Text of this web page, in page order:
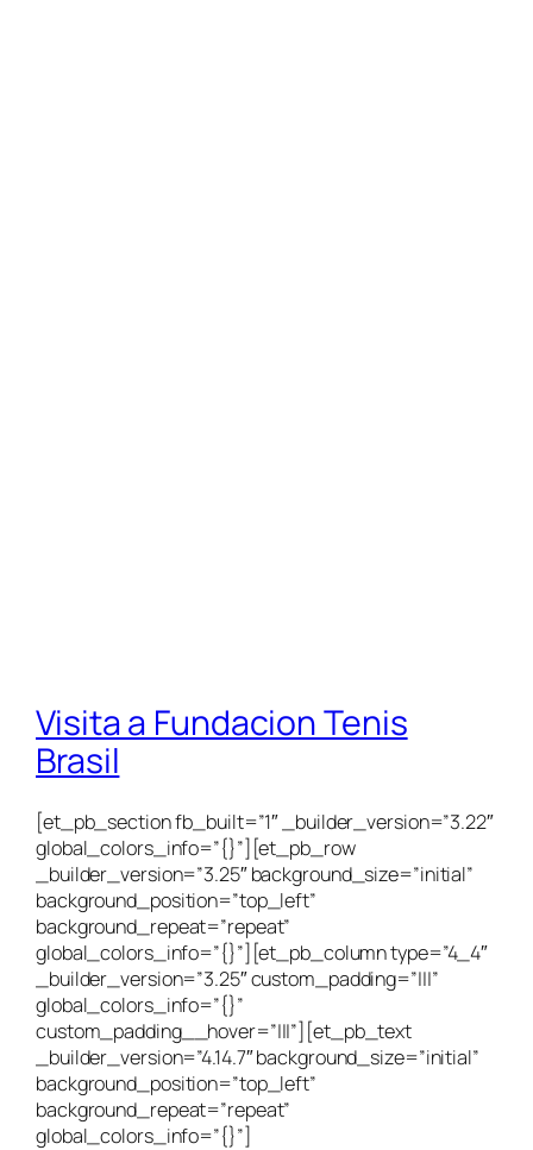
Visita a Fundacion Tenis
Brasil
[et_pb_section fb_built=”1″ _builder_version=”3.22″
global_colors_info=”{}”][et_pb_row
_builder_version=”3.25″ background_size=”initial”
background_position=”top_left”
background_repeat=”repeat”
global_colors_info=”{}”][et_pb_column type=”4_4″
_builder_version=”3.25″ custom_padding=”|||”
global_colors_info=”{}”
custom_padding__hover=”|||”][et_pb_text
_builder_version=”4.14.7″ background_size=”initial”
background_position=”top_left”
background_repeat=”repeat”
global_colors_info=”{}”]